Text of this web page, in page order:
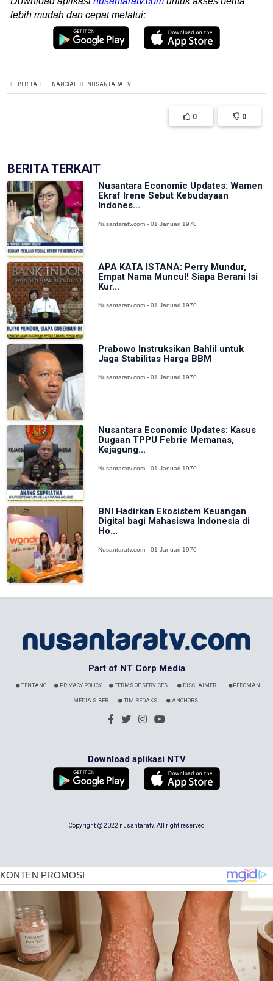
lebih mudah dan cepat melalui:
BERITA FINANCIAL NUSANTARA TV
0 0
BERITA TERKAIT
Nusantara Economic Updates: Wamen
Ekraf Irene Sebut Kebudayaan
Indones...
Nusantaratv.com - 01 Januari 1970
APA KATA ISTANA: Perry Mundur,
Empat Nama Muncul! Siapa Berani Isi
Kur...
Nusantaratv.com - 01 Januari 1970
Prabowo Instruksikan Bahlil untuk
Jaga Stabilitas Harga BBM
Nusantaratv.com - 01 Januari 1970
Nusantara Economic Updates: Kasus
Dugaan TPPU Febrie Memanas,
Kejagung...
Nusantaratv.com - 01 Januari 1970
BNI Hadirkan Ekosistem Keuangan
Digital bagi Mahasiswa Indonesia di
Ho...
Nusantaratv.com - 01 Januari 1970
Part of NT Corp Media
TENTANG PRIVACY POLICY TERMS OF SERVICES DISCLAIMER PEDOMAN
MEDIA SIBER TIM REDAKSI ANCHORS
Download aplikasi NTV
Copyright @ 2022 nusantaratv. All right reserved